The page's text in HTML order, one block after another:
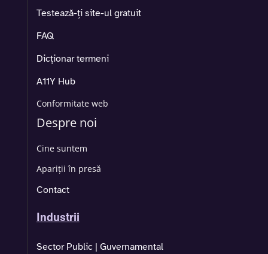
Testează-ți site-ul gratuit
FAQ
Dicționar termeni
A11Y Hub
Conformitate web
Despre noi
Cine suntem
Apariții în presă
Contact
Industrii
Sector Public | Guvernamental